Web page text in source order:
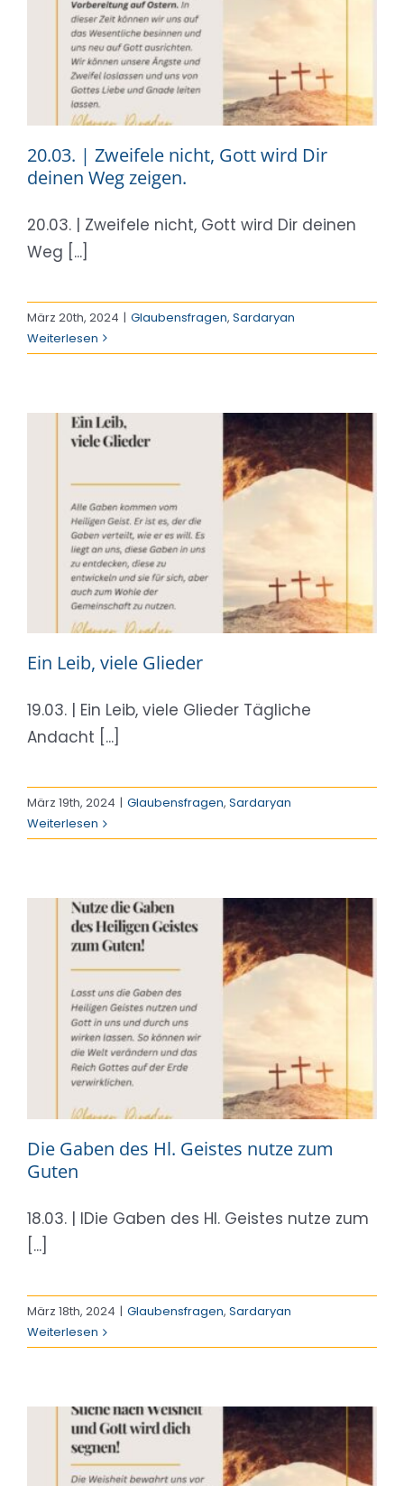
20.03. | Zweifele nicht, Gott wird Dir
deinen Weg zeigen.
20.03. | Zweifele nicht, Gott wird Dir deinen
Weg [...]
März 20th, 2024 | Glaubensfragen, Sardaryan
Weiterlesen
Ein Leib, viele Glieder
19.03. | Ein Leib, viele Glieder Tägliche
Andacht [...]
März 19th, 2024 | Glaubensfragen, Sardaryan
Weiterlesen
Die Gaben des Hl. Geistes nutze zum
Guten
18.03. | IDie Gaben des Hl. Geistes nutze zum
[...]
März 18th, 2024 | Glaubensfragen, Sardaryan
Weiterlesen